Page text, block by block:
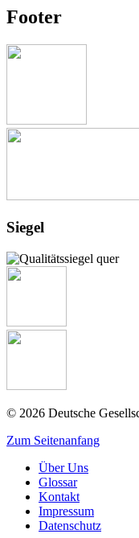
Footer
Siegel
© 2026 Deutsche
Zum Seitenanfang
Über Uns
Glossar
Kontakt
Impressum
Datenschutz